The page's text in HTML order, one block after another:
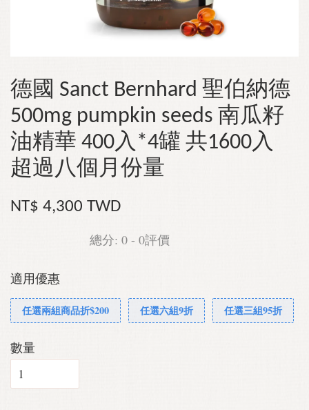
德國 Sanct Bernhard 聖伯納德
500mg pumpkin seeds 南瓜籽
油精華 400入*4罐 共1600入
超過八個月份量
NT$ 4,300 TWD
總分: 0 - 0評價
適用優惠
任選兩組商品折$200 任選六組9折 任選三組95折
數量